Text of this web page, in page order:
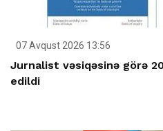
07 Avqust 2026 13:56
Jurnalist vəsiqəsinə görə
edildi